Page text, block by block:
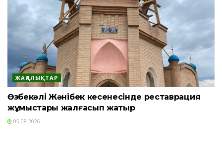
ЖАҢАЛЫҚТАР
Өзбекәлі Жәнібек кесенесінде реставрация
жұмыстары жалғасып жатыр
05.08.2026